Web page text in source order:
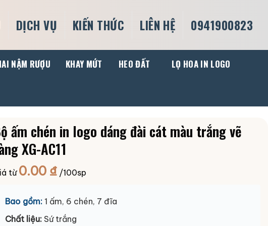
DỊCH VỤ KIẾN THỨC LIÊN HỆ 0941900823
NẬM RƯỢU KHAY MỨT HEO ĐẤT LỌ HOA IN LOGO
ấm chén in logo dáng đài cát màu trắng vẽ
XG-AC11
từ0.00 ₫ /100sp
Bao gồm: 1 ấm, 6 chén, 7 đĩa
Chất liệu: Sứ trắng